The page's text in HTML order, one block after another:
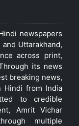
newspapers
Uttarakhand,
across print,
its news
breaking news,
Hindi from India
to credible
Amrit Vichar
multiple